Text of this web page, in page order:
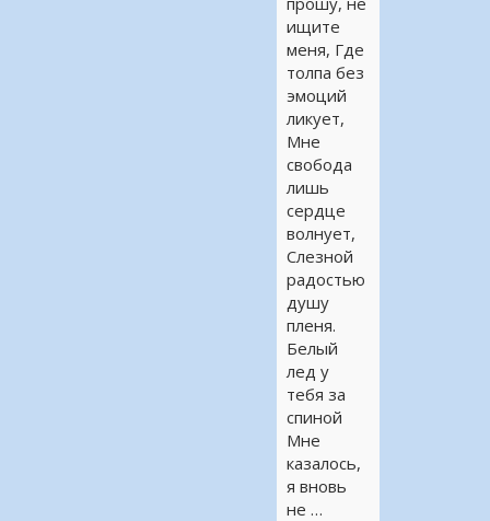
ищите
меня, Где
толпа без
эмоций
ликует,
Мне
свобода
лишь
сердце
волнует,
Слезной
радостью
душу
пленя.
Белый
лед у
тебя за
спиной
Мне
казалось,
я вновь
не …